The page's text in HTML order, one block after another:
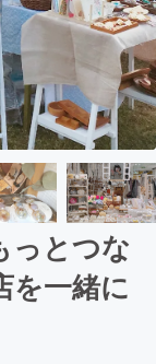
っとつな
を一緒に